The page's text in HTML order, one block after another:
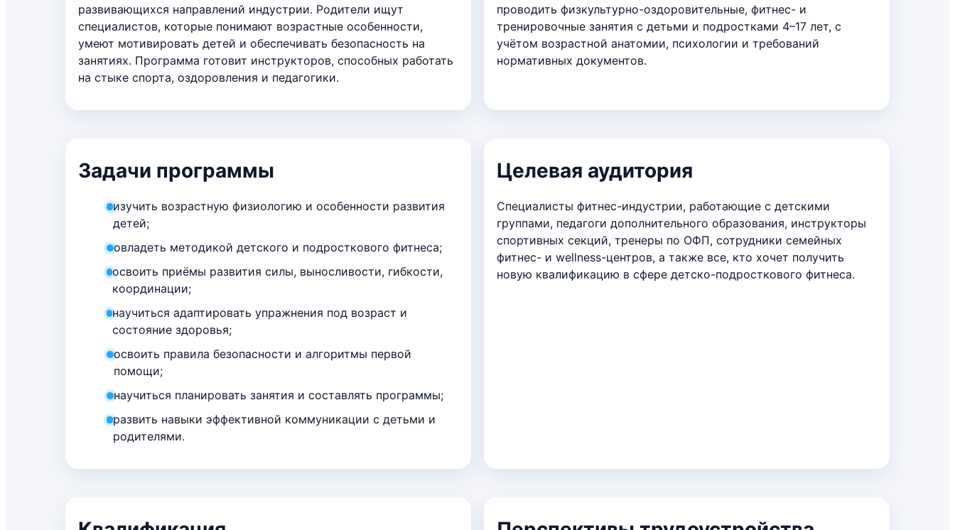
развивающихся направлений индустрии. Родители ищут
специалистов, которые понимают возрастные особенности,
умеют мотивировать детей и обеспечивать безопасность на
занятиях. Программа готовит инструкторов, способных работать
на стыке спорта, оздоровления и педагогики.
проводить физкультурно-оздоровительные, фитнес- и
тренировочные занятия с детьми и подростками 4–17 лет, с
учётом возрастной анатомии, психологии и требований
нормативных документов.
Задачи программы
изучить возрастную физиологию и особенности развития
детей;
овладеть методикой детского и подросткового фитнеса;
освоить приёмы развития силы, выносливости, гибкости,
координации;
научиться адаптировать упражнения под возраст и
состояние здоровья;
освоить правила безопасности и алгоритмы первой
помощи;
научиться планировать занятия и составлять программы;
развить навыки эффективной коммуникации с детьми и
родителями.
Целевая аудитория
Специалисты фитнес-индустрии, работающие с детскими
группами, педагоги дополнительного образования, инструкторы
спортивных секций, тренеры по ОФП, сотрудники семейных
фитнес- и wellness-центров, а также все, кто хочет получить
новую квалификацию в сфере детско-подросткового фитнеса.